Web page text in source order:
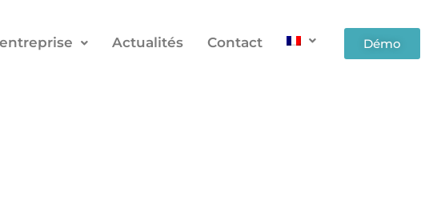
Actualités Contact Démo